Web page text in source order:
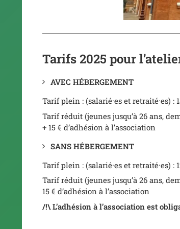
Tarifs 2025 pour
AVEC HÉBERGEMENT
Tarif plein : (salarié·es et retraité·es) :
Tarif réduit (jeunes jusqu’à 26 ans,
+ 15 € d’adhésion à l’association
SANS HÉBERGEMENT
Tarif plein : (salarié·es et retraité·es) :
Tarif réduit (jeunes jusqu’à 26 ans,
15 € d’adhésion à l’association
/!\ L’adhésion à l’association est